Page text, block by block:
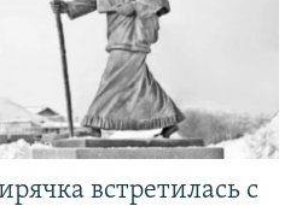
встретилась с